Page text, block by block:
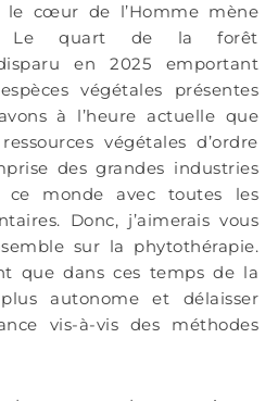
le cœur de l’Homme mène
Le quart de la forêt
en 2025 emportant
végétales présentes
à l’heure actuelle que
végétales d’ordre
des grandes industries
ce monde avec toutes les
Donc, j’aimerais vous
sur la phytothérapie.
que dans ces temps de la
autonome et délaisser
vis-à-vis des méthodes